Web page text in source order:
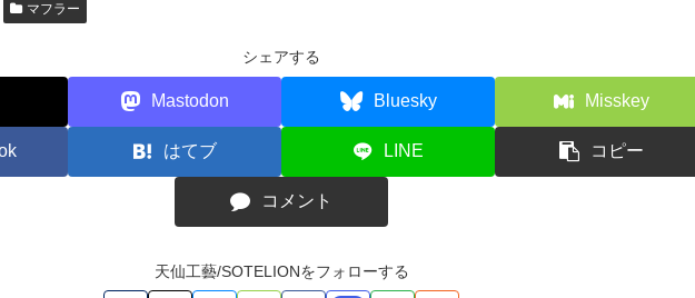
マフラー
シェアする
Mastodon Bluesky Misskey
はてブ LINE コピー
コメント
天仙工藝/SOTELIONをフォローする